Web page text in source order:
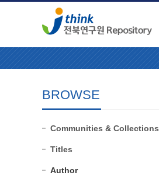
BROWSE
Communities & Collections
Titles
Author